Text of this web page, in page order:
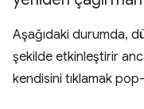
Aşağıdaki durumda,
şekilde etkinleştirir
kendisini tıklamak